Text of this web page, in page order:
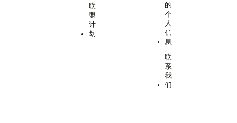
联
盟
计
划
的
个
人
信
息
联
系
我
们